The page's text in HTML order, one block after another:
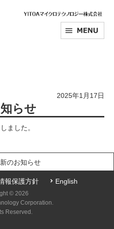
2025年1月17日
らせ
ました。
のお知らせ
報保護方針 English
© 2026
Corporation.
Reserved.